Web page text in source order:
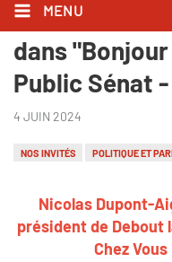
MENU
Nicolas
dans
Public Sénat
4 JUIN 2024
NOS INVITÉS POLITIQUE ET
Nicolas Dupont-
président de Debout
Chez